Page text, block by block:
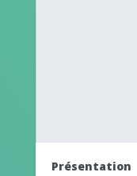
Présentation